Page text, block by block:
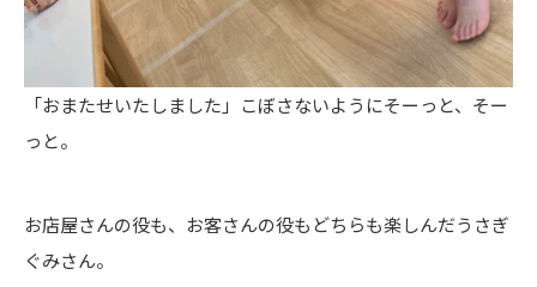
「おまたせいたしました」こぼさないようにそーっと、そー
っと。
お店屋さんの役も、お客さんの役もどちらも楽しんだうさぎ
ぐみさん。